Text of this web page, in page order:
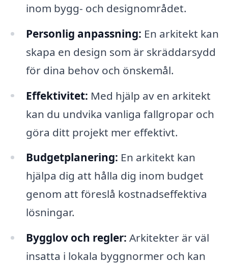
inom bygg- och designområdet.
Personlig anpassning: En arkitekt kan
skapa en design som är skräddarsydd
för dina behov och önskemål.
Effektivitet: Med hjälp av en arkitekt
kan du undvika vanliga fallgropar och
göra ditt projekt mer effektivt.
Budgetplanering: En arkitekt kan
hjälpa dig att hålla dig inom budget
genom att föreslå kostnadseffektiva
lösningar.
Bygglov och regler: Arkitekter är väl
insatta i lokala byggnormer och kan